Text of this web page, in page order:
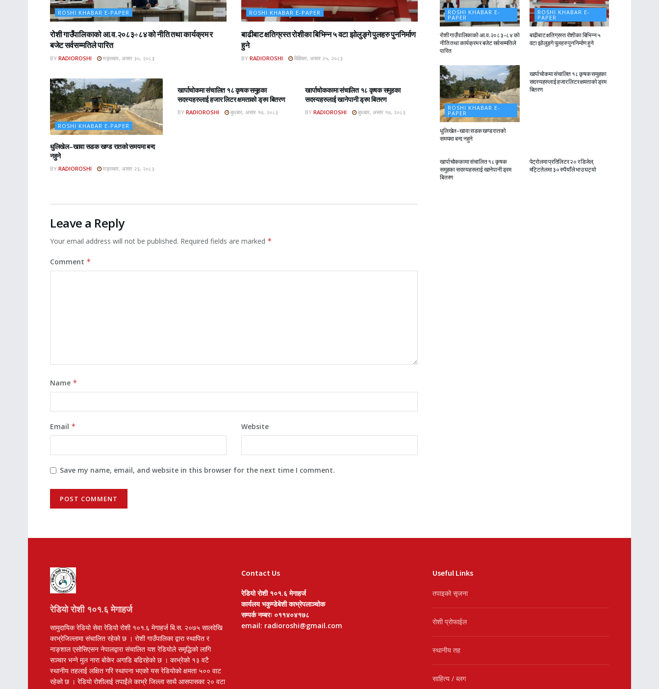
ROSHI KHABAR E-PAPER
रोशी गाउँपालिकाको आ.व.२०८३÷८४ को नीति तथा कार्यक्रम र
बजेट सर्वसम्मतिले पारित
BY RADIOROSHI मङ्लबार, असार ३०, २०८३
ROSHI KHABAR E-PAPER
बाढीबाट क्षतिग्रस्त रोशीका बिभिन्न ५ वटा झोलुङ्गे पुलहरु पुननिर्माण
हुने
BY RADIOROSHI बिहिबार, असार २५, २०८३
ROSHI KHABAR E-PAPER
धुलिखेल–खावा सडक खण्ड रातको समयमा बन्द
नहुने
BY RADIOROSHI मङ्लबार, असार २३, २०८३
खार्पाचोकमा संचालित १८ कृषक समुहका
सदस्यहरुलाई हजार लिटर क्षमताको ड्रम बितरण
BY RADIOROSHI बुधबार, असार १७, २०८३
खार्पाचोककामा संचालित १८ कृषक समुहका
सदस्यहरुलाई खानेपानी ड्रम बितरण
BY RADIOROSHI बुधबार, असार १७, २०८३
Leave a Reply
Your email address will not be published. Required fields are marked *
Comment *
Name *
Email * Website
Save my name, email, and website in this browser for the next time I comment.
ROSHI KHABAR E-
PAPER
रोशी गाउँपालिकाको आ.व.२०८३÷८४ को
नीति तथा कार्यक्रम र बजेट सर्वसम्मतिले
पारित
ROSHI KHABAR E-
PAPER
बाढीबाट क्षतिग्रस्त रोशीका बिभिन्न ५
वटा झोलुङ्गे पुलहरु पुननिर्माण हुने
ROSHI KHABAR E-
PAPER
धुलिखेल–खावा सडक खण्ड रातको
समयमा बन्द नहुने
खार्पाचोकमा संचालित १८ कृषक समुहका
सदस्यहरुलाई हजार लिटर क्षमताको ड्रम
बितरण
ROSHI KHABAR E-
खार्पाचोककामा संचालित १८ कृषक
समुहका सदस्यहरुलाई खानेपानी ड्रम
बितरण
पेट्रोलमा प्रतिलिटर २० र डिजेल,
मट्टितेलमा ३० रुपैयाँले भाउ घट्यो
रेडियो रोशी १०१.६ मेगाहर्ज
सामुदायिक रेडियो सेवा रेडियो रोशी १०१.६ मेगाहर्ज बि.स. २०७५ सालदेखि
काभ्रेजिल्लामा संचालित रहेको छ । रोशी गाउँपालिका द्वारा स्थापित र
नाङ्शाल एसोसिएसन नेपालद्वारा संचालित यश रेडियोले समृद्धिको लागि
सञ्चार भन्ने मुल नारा बोकेर अगाडि बढिरहेको छ । काभ्रेको १३ वटै
स्थानीय तहलाई लक्षित गरि स्थापना भएको यस रेडियोको क्षमता ५०० वाट
रहेको छ । रेडियो रोशीलाई तपाईंले काभ्रे जिल्ला साथै आसपासका २० वटा
Contact Us
रेडियो रोशी १०१.६ मेगाहर्ज
कार्यलय भकुण्डेबेशी काभ्रेपलाञ्चोक
सम्पर्क नम्बरः ०११४०४१७८
email: radioroshi@gmail.com
Useful Links
तपाइको सृजना
रोशी प्रोफाईल
स्थानीय तह
साहित्य / ब्लग